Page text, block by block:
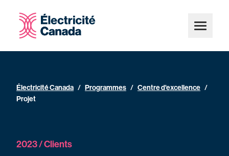
Électricité Canada / Programmes / Centre d'excellence /
Projet
2023 / Clients